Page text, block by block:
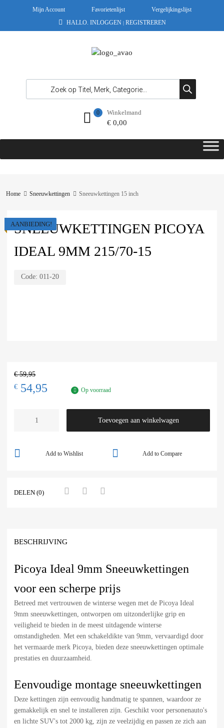
Mijn Account Favorietenlijst
Vergelijkingslijst
HALLO. INLOGGEN | REGISTREREN
Winkelmand
€0,00
0
Home Sneeuwkettingen Sneeuwkettingen 15 inch
SNEEUWKETTINGEN PICOYA
IDEAL 9MM 215/70-15
Code: 011-20
AANBIEDING!
€59,95
€ 54,95 Op voorraad
Toevoegen aan winkelwagen
Add to Compare
Add to Wishlist
DELEN (0)
BESCHRIJVING
Picoya Ideal 9mm Sneeuwkettingen
voor een scherpe prijs
Betreed met vertrouwen de winterse wegen met de Picoya Ideal
9mm sneeuwkettingen, ontworpen om uitzonderlijke grip en
veiligheid te bieden in de meest uitdagende winterse
omstandigheden. Met een schakeldikte van 9mm, vervaardigd door
het vermaarde merk Picoya, bieden deze sneeuwkettingen optimale
prestaties en duurzaamheid.
Eenvoudige montage sneeuwkettingen
Deze kettingen zijn eenvoudig handmatig te spannen, waardoor ze
gemakkelijk en snel te installeren zijn. Geschikt voor personenauto's
en lichte SUV's tot 2000 kg, zijn ze veelzijdig en passen ze zich aan